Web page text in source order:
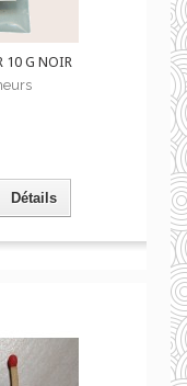
10 G NOIR
Détails